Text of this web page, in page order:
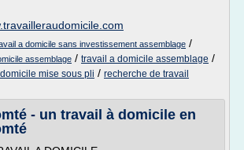
a domicile sans investissement assemblage /
assemblage / travail a domicile assemblage /
mise sous pli / recherche de travail
- un travail à domicile en